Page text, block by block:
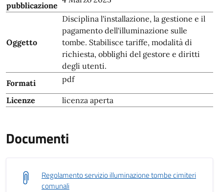
pubblicazione
Oggetto
Disciplina l'installazione, la gestione e il
pagamento dell'illuminazione sulle
tombe. Stabilisce tariffe, modalità di
richiesta, obblighi del gestore e diritti
degli utenti.
Formati
pdf
Licenze licenza aperta
Documenti
Regolamento servizio illuminazione tombe cimiteri
comunali